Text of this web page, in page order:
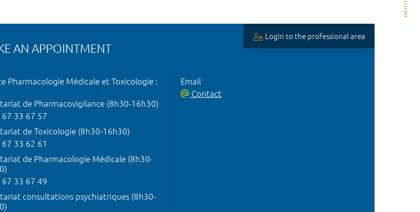
AN APPOINTMENT
Login to the professional area
Pharmacologie Médicale et Toxicologie :
de Pharmacovigilance (8h30-16h30)
67 33 67 57
de Toxicologie (8h30-16h30)
67 33 62 61
de Pharmacologie Médicale (8h30-
67 33 67 49
consultations psychiatriques (8h30-
Email
Contact